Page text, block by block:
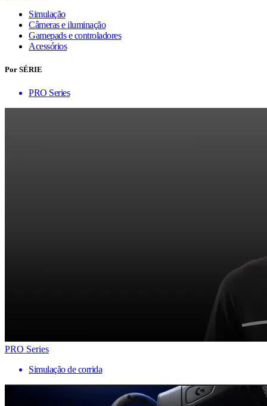
Simulação
Câmeras e iluminação
Gamepads e controladores
Acessórios
Por SÉRIE
PRO Series
PRO Series
Simulação de corrida